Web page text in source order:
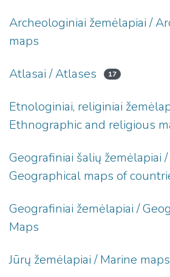
Archeologiniai žemėlapiai /
maps
Atlasai / Atlases 17
Etnologiniai, religiniai
Ethnographic and religious
Geografiniai šalių žemėlapiai /
Geographical maps of
Geografiniai žemėlapiai /
Maps
Jūrų žemėlapiai / Marine maps